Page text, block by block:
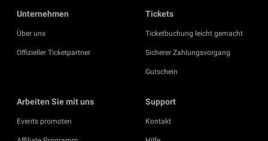
Unternehmen
Über uns
Offizieller Ticketpartner
Tickets
Ticketbuchung leicht gemacht
Sicherer Zahlungsvorgang
Gutschein
Arbeiten Sie mit uns
Events promoten
Support
Kontakt